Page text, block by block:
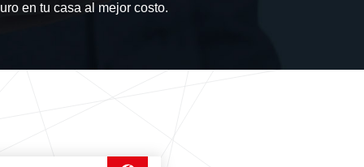
en tu casa al mejor costo.